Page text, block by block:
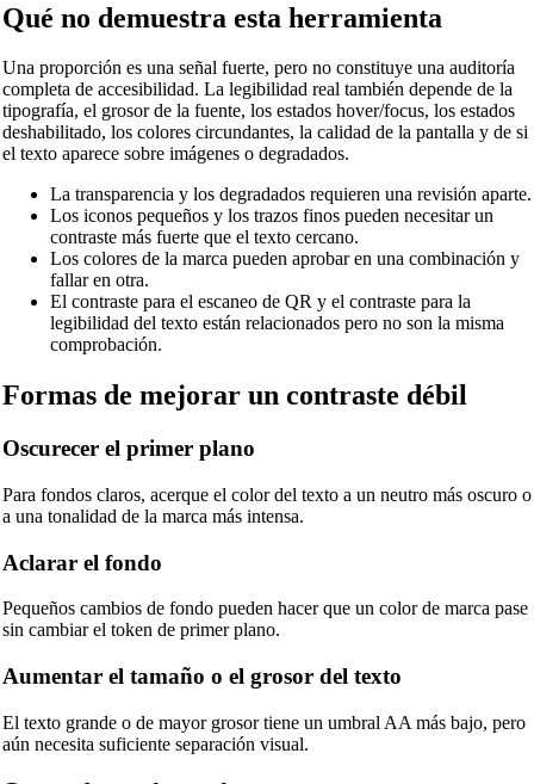
🔗Related Tools
Convertidor de Longitud
Qué no demuestra esta herramienta
Una proporción es una señal fuerte, pero no constituye una auditoría
completa de accesibilidad. La legibilidad real también depende de la
tipografía, el grosor de la fuente, los estados hover/focus, los estados
deshabilitado, los colores circundantes, la calidad de la pantalla y de si
el texto aparece sobre imágenes o degradados.
La transparencia y los degradados requieren una revisión aparte.
Los iconos pequeños y los trazos finos pueden necesitar un
contraste más fuerte que el texto cercano.
Los colores de la marca pueden aprobar en una combinación y
fallar en otra.
El contraste para el escaneo de QR y el contraste para la
legibilidad del texto están relacionados pero no son la misma
comprobación.
Formas de mejorar un contraste débil
Oscurecer el primer plano
Para fondos claros, acerque el color del texto a un neutro más oscuro o
a una tonalidad de la marca más intensa.
Aclarar el fondo
Pequeños cambios de fondo pueden hacer que un color de marca pase
sin cambiar el token de primer plano.
Aumentar el tamaño o el grosor del texto
El texto grande o de mayor grosor tiene un umbral AA más bajo, pero
aún necesita suficiente separación visual.